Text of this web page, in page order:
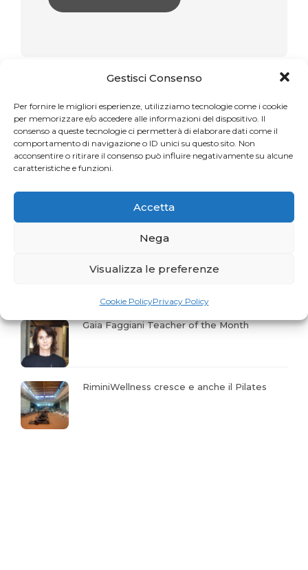
Gestisci Consenso
Per fornire le migliori esperienze, utilizziamo tecnologie come i cookie
per memorizzare e/o accedere alle informazioni del dispositivo. Il
consenso a queste tecnologie ci permetterà di elaborare dati come il
comportamento di navigazione o ID unici su questo sito. Non
acconsentire o ritirare il consenso può influire negativamente su alcune
caratteristiche e funzioni.
Accetta
Nega
Visualizza le preferenze
Cookie PolicyPrivacy Policy
Articoli recenti
Una sfida per gli appassionati del Pilates
Profumo di Hundred
Gaia Faggiani Teacher of the Month
RiminiWellness cresce e anche il Pilates